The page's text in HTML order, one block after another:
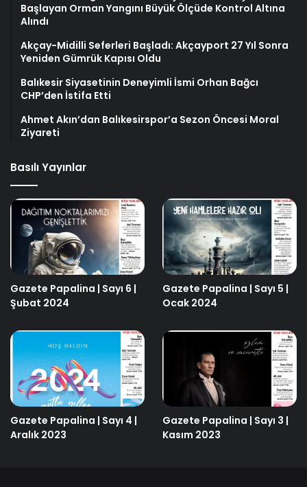
Başlayan Orman Yangını Büyük Ölçüde Kontrol Altına
Alındı
Akçay-Midilli Seferleri Başladı: Akçayport 27 Yıl Sonra
Yeniden Gümrük Kapısı Oldu
Balıkesir Siyasetinin Deneyimli İsmi Orhan Bağcı
CHP’den İstifa Etti
Ahmet Akın’dan Balıkesirspor’a Sezon Öncesi Moral
Ziyareti
Basılı Yayınlar
Gazete Papalina | Sayı 6 |
Şubat 2024
Gazete Papalina | Sayı 5 |
Ocak 2024
Gazete Papalina | Sayı 4 |
Aralık 2023
Gazete Papalina | Sayı 3 |
Kasım 2023